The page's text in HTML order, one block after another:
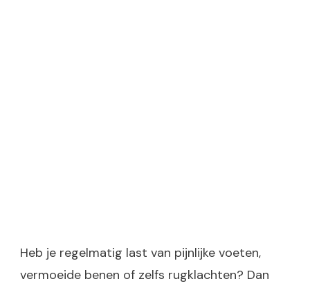
Heb je regelmatig last van pijnlijke voeten,
vermoeide benen of zelfs rugklachten? Dan